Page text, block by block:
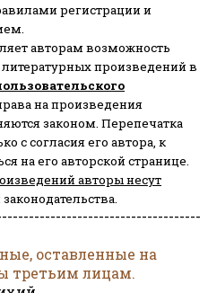
регистрации и
авторам возможность
произведений в
на произведения
законом. Перепечатка
с согласия его автора, к
на его авторской странице.
авторы несут
оставленные на
третьим лицам.